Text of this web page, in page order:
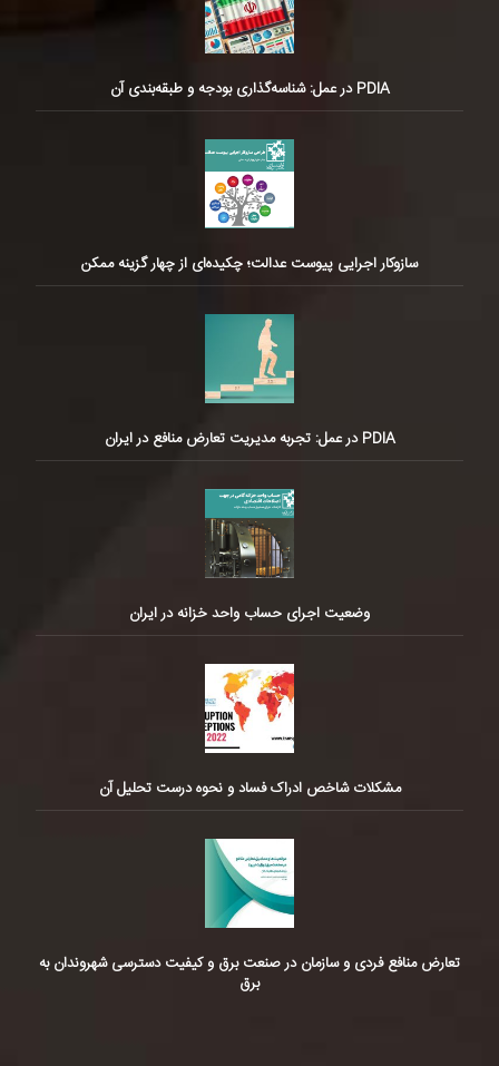
PDIA در عمل: شناسه‌گذاری بودجه و طبقه‌بندی آن
سازوکار اجرایی پیوست عدالت؛ چکیده‌ای از چهار گزینه ممکن
PDIA در عمل: تجربه مدیریت تعارض منافع در ایران
وضعیت اجرای حساب واحد خزانه در ایران
مشکلات شاخص ادراک فساد و نحوه درست تحلیل آن
تعارض منافع فردی و سازمان در صنعت برق و کیفیت دسترسی شهروندان به
برق